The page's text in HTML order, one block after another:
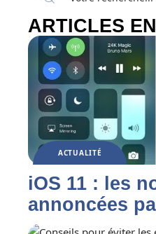
ARTICLES
ACTUALITÉ
iOS 11 : les
annoncées